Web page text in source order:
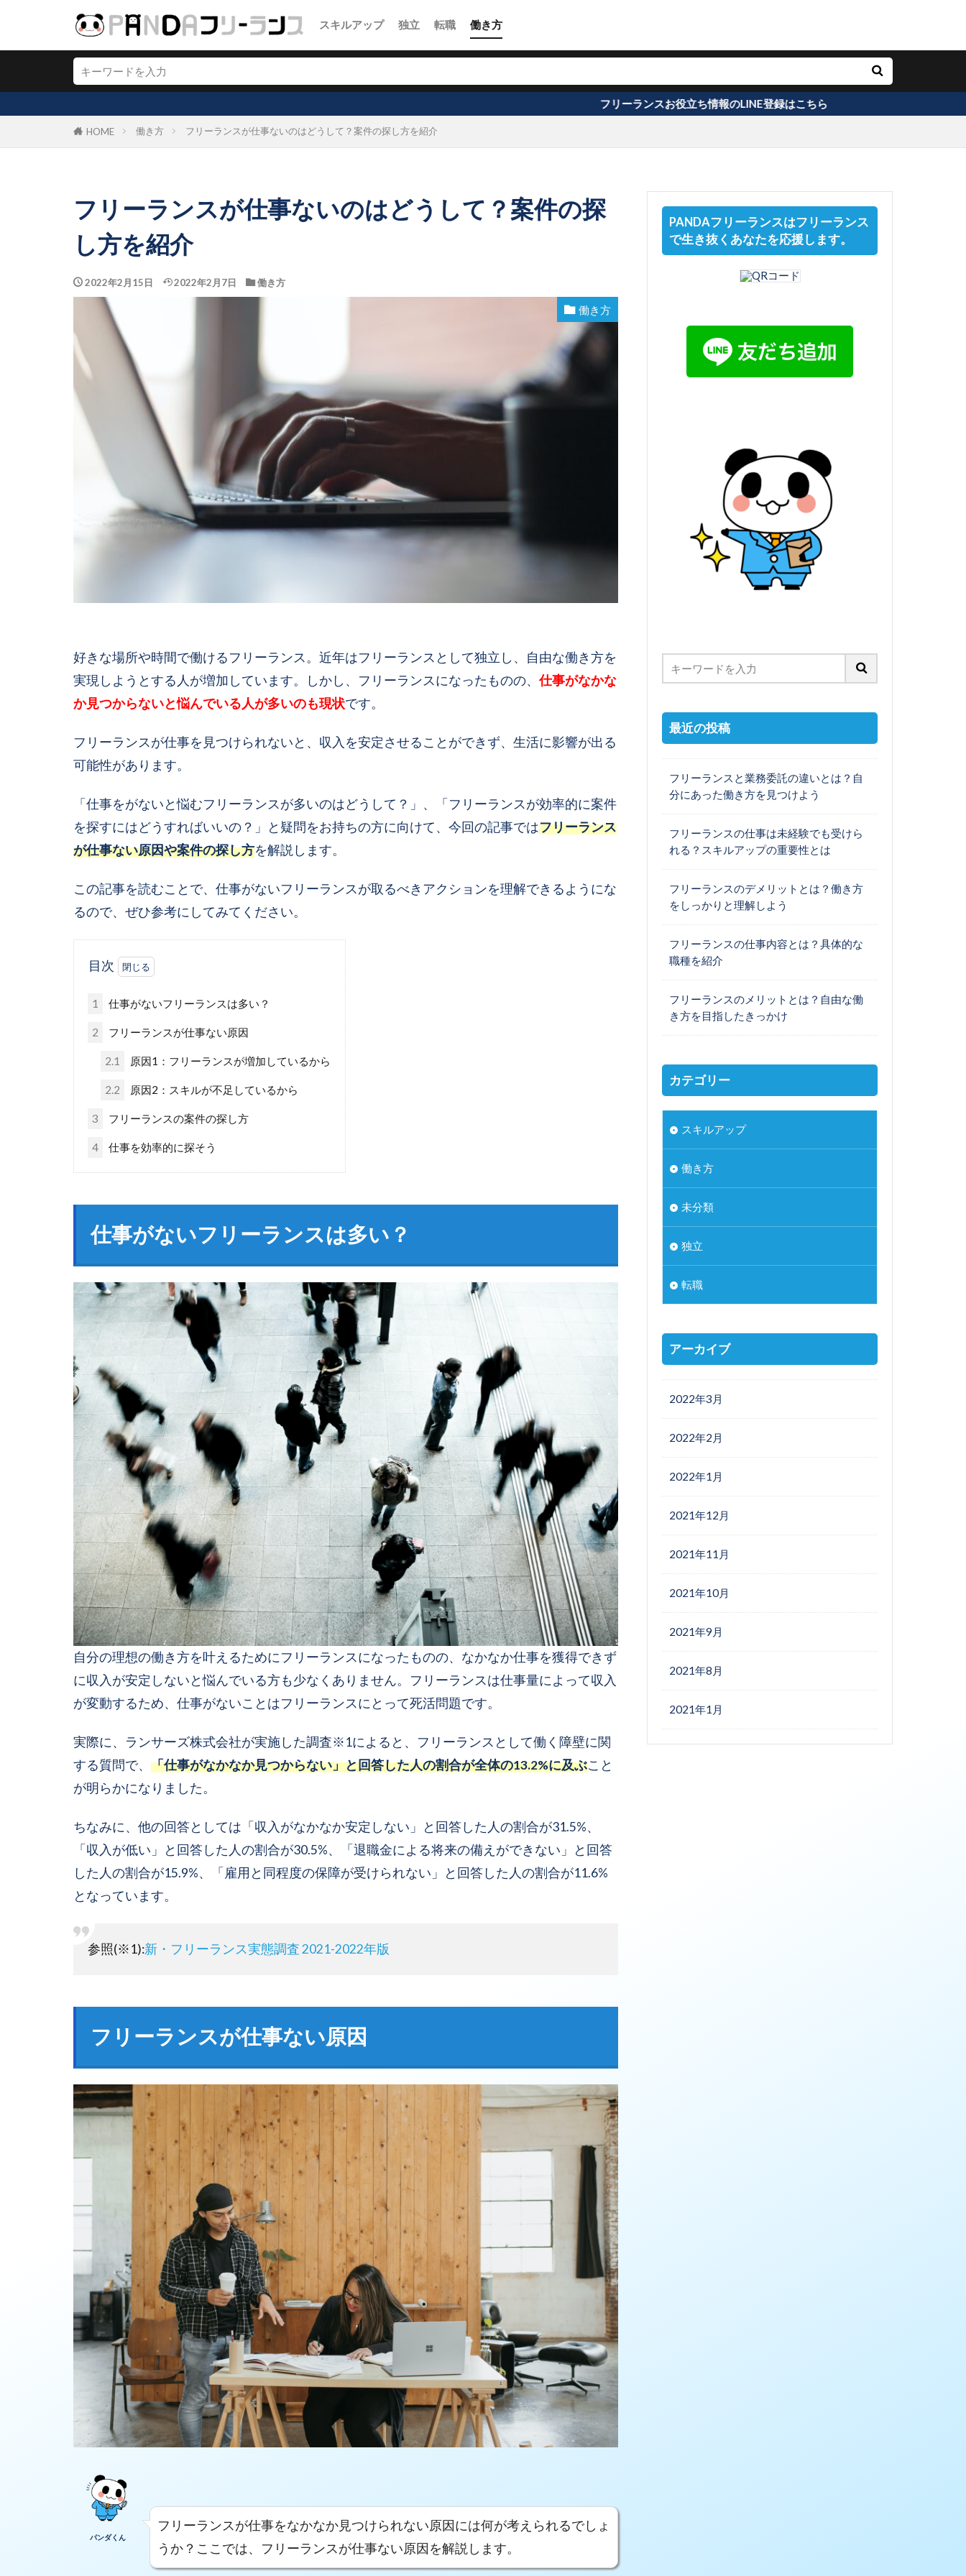
スキルアップ 独立 転職 働き方
フリーランスお役立ち情報のLINE登録はこちら
HOME 働き方 フリーランスが仕事ないのはどうして？案件の探し方を紹介
フリーランスが仕事ないのはどうして？案件の探
し方を紹介
2022年2月15日 2022年2月7日 働き方
働き方
好きな場所や時間で働けるフリーランス。近年はフリーランスとして独立し、自由な働き方を
実現しようとする人が増加しています。しかし、フリーランスになったものの、仕事がなかな
か見つからないと悩んでいる人が多いのも現状です。
フリーランスが仕事を見つけられないと、収入を安定させることができず、生活に影響が出る
可能性があります。
「仕事をがないと悩むフリーランスが多いのはどうして？」、「フリーランスが効率的に案件
を探すにはどうすればいいの？」と疑問をお持ちの方に向けて、今回の記事ではフリーランス
が仕事ない原因や案件の探し方を解説します。
この記事を読むことで、仕事がないフリーランスが取るべきアクションを理解できるようにな
るので、ぜひ参考にしてみてください。
目次
1 仕事がないフリーランスは多い？
2 フリーランスが仕事ない原因
2.1 原因1：フリーランスが増加しているから
2.2 原因2：スキルが不足しているから
3 フリーランスの案件の探し方
4 仕事を効率的に探そう
仕事がないフリーランスは多い？
自分の理想の働き方を叶えるためにフリーランスになったものの、なかなか仕事を獲得できず
に収入が安定しないと悩んでいる方も少なくありません。フリーランスは仕事量によって収入
が変動するため、仕事がないことはフリーランスにとって死活問題です。
実際に、ランサーズ株式会社が実施した調査※1によると、フリーランスとして働く障壁に関
する質問で、 「仕事がなかなか見つからない」と回答した人の割合が全体の13.2%に及ぶこと
が明らかになりました。
ちなみに、他の回答としては「収入がなかなか安定しない」と回答した人の割合が31.5%、
「収入が低い」と回答した人の割合が30.5%、「退職金による将来の備えができない」と回答
した人の割合が15.9%、「雇用と同程度の保障が受けられない」と回答した人の割合が11.6%
となっています。
参照(※1):新・フリーランス実態調査 2021-2022年版
フリーランスが仕事ない原因
パンダくん
フリーランスが仕事をなかなか見つけられない原因には何が考えられるでしょ
うか？ここでは、フリーランスが仕事ない原因を解説します。
PANDAフリーランスはフリーランス
で生き抜くあなたを応援します。
最近の投稿
フリーランスと業務委託の違いとは？自
分にあった働き方を見つけよう
フリーランスの仕事は未経験でも受けら
れる？スキルアップの重要性とは
フリーランスのデメリットとは？働き方
をしっかりと理解しよう
フリーランスの仕事内容とは？具体的な
職種を紹介
フリーランスのメリットとは？自由な働
き方を目指したきっかけ
カテゴリー
スキルアップ
働き方
未分類
独立
転職
アーカイブ
2022年3月
2022年2月
2022年1月
2021年12月
2021年11月
2021年10月
2021年9月
2021年8月
2021年1月